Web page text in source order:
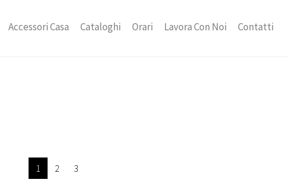
Accessori Casa Cataloghi Orari Lavora Con Noi Contatti
1 2 3